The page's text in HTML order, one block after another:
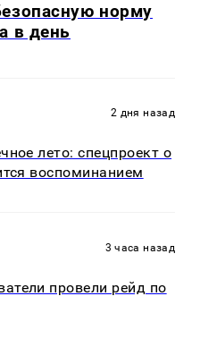
норму
в день
2 дня назад
лето: спецпроект о
воспоминанием
3 часа назад
провели рейд по